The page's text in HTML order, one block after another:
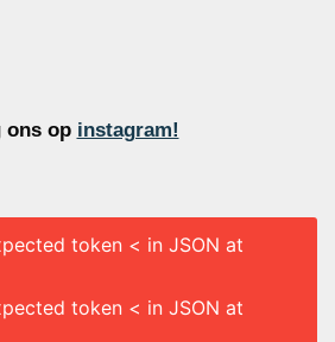
ons op instagram!
token < in JSON at
token < in JSON at